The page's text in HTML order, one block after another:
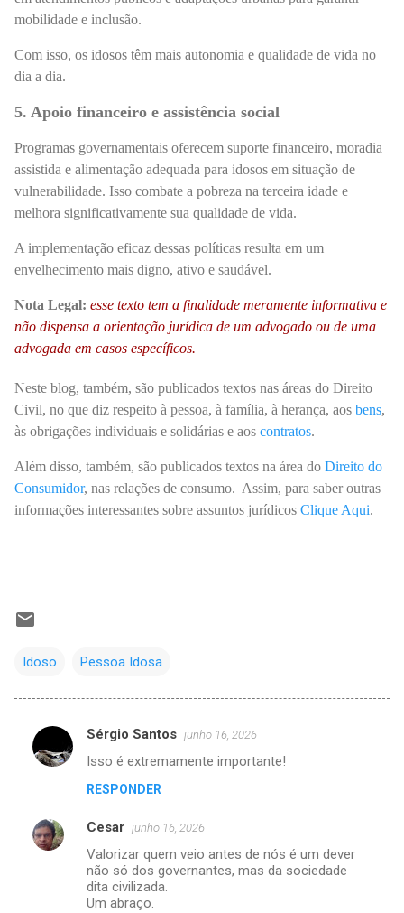
mobilidade e inclusão.
Com isso, os idosos têm mais autonomia e qualidade de vida no
dia a dia.
5. Apoio financeiro e assistência social
Programas governamentais oferecem suporte financeiro, moradia
assistida e alimentação adequada para idosos em situação de
vulnerabilidade. Isso combate a pobreza na terceira idade e
melhora significativamente sua qualidade de vida.
A implementação eficaz dessas políticas resulta em um
envelhecimento mais digno, ativo e saudável.
Nota Legal: esse texto tem a finalidade meramente informativa e
não dispensa a orientação jurídica de um advogado ou de uma
advogada em casos específicos.
Neste blog, também, são publicados textos nas áreas do Direito
Civil, no que diz respeito à pessoa, à família, à herança, aos bens,
às obrigações individuais e solidárias e aos contratos.
Além disso, também, são publicados textos na área do Direito do
Consumidor, nas relações de consumo. Assim, para saber outras
informações interessantes sobre assuntos jurídicos Clique Aqui.
Idoso Pessoa Idosa
C
o
e
n
Sérgio Santos junho 16, 2026
Isso é extremamente importante!
RESPONDER
Cesar junho 16, 2026
Valorizar quem veio antes de nós é um dever
não só dos governantes, mas da sociedade
dita civilizada.
Um abraço.